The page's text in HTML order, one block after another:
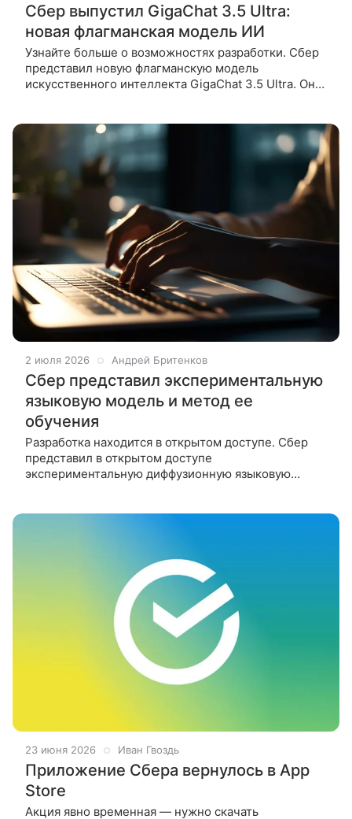
Сбер выпустил GigaChat 3.5 Ultra:
новая флагманская модель ИИ
Узнайте больше о возможностях разработки. Сбер
представил новую флагманскую модель
искусственного интеллекта GigaChat 3.5 Ultra. Она
2 июля 2026 Андрей Бритенков
Сбер представил экспериментальную
языковую модель и метод ее
обучения
Разработка находится в открытом доступе. Сбер
представил в открытом доступе
экспериментальную диффузионную языковую
23 июня 2026 Иван Гвоздь
Приложение Сбера вернулось в App
Store
Акция явно временная — нужно скачать